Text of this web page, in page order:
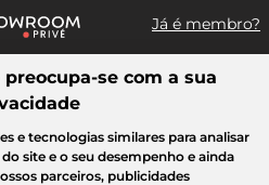
Já é membro?
um artigo, uma venda...
Casa Criança Beleza
se com a sua
e tecnologias similares para analisar
site e o seu desempenho e ainda
parceiros, publicidades